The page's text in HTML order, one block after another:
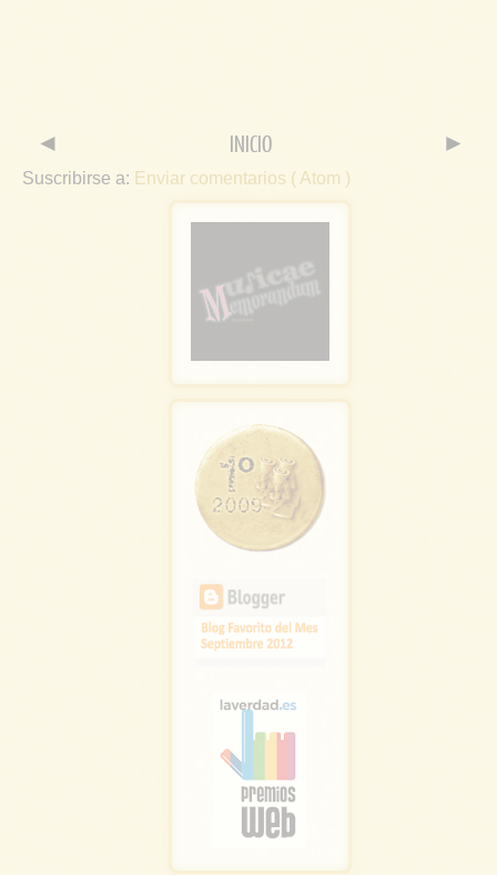
◄ ►
INICIO
Suscribirse a: Enviar comentarios ( Atom )